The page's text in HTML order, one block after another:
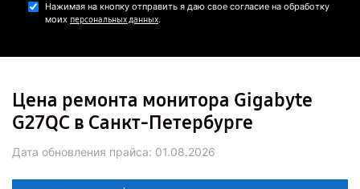
Нажимая на кнопку отправить я даю свое согласие на обработку
моих персональных данных.
Цена ремонта монитора Gigabyte
G27QC в Санкт-Петербурге
Дата обновления прайса: 01.08.2026